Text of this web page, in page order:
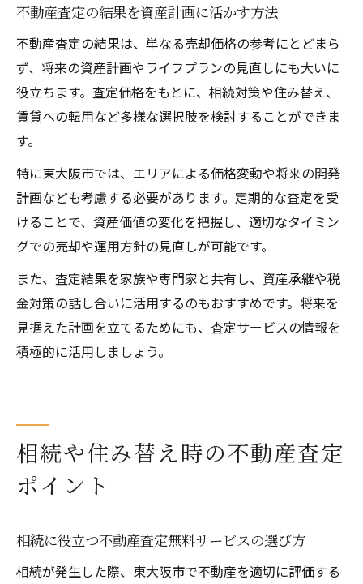
不動産査定の結果を資産計画に活かす方法
不動産査定の結果は、単なる売却価格の参考にとどまら
ず、将来の資産計画やライフプランの見直しにも大いに
役立ちます。査定価格をもとに、相続対策や住み替え、
賃貸への転用など多様な選択肢を検討することができま
す。
特に東大阪市では、エリアによる価格変動や将来の開発
計画なども考慮する必要があります。定期的な査定を受
けることで、資産価値の変化を把握し、適切なタイミン
グでの売却や運用方針の見直しが可能です。
また、査定結果を家族や専門家と共有し、資産承継や税
金対策の話し合いに活用するのもおすすめです。将来を
見据えた計画を立てるためにも、査定サービスの情報を
積極的に活用しましょう。
相続や住み替え時の不動産査定
ポイント
相続に役立つ不動産査定無料サービスの選び方
相続が発生した際、東大阪市で不動産を適切に評価する